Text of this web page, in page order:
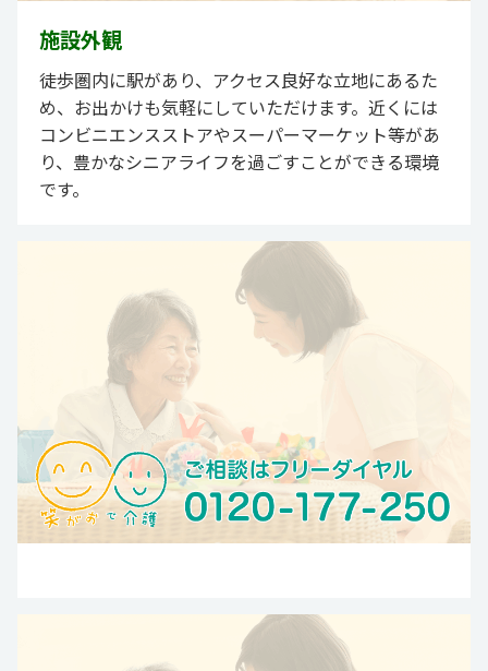
施設外観
徒歩圏内に駅があり、アクセス良好な立地にあるた
め、お出かけも気軽にしていただけます。近くには
コンビニエンスストアやスーパーマーケット等があ
り、豊かなシニアライフを過ごすことができる環境
です。